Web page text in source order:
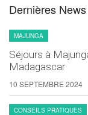
Dernières News
MAJUNGA
Séjours à
Madagascar
10 SEPTEMBRE 2024
CONSEILS PRATIQUES